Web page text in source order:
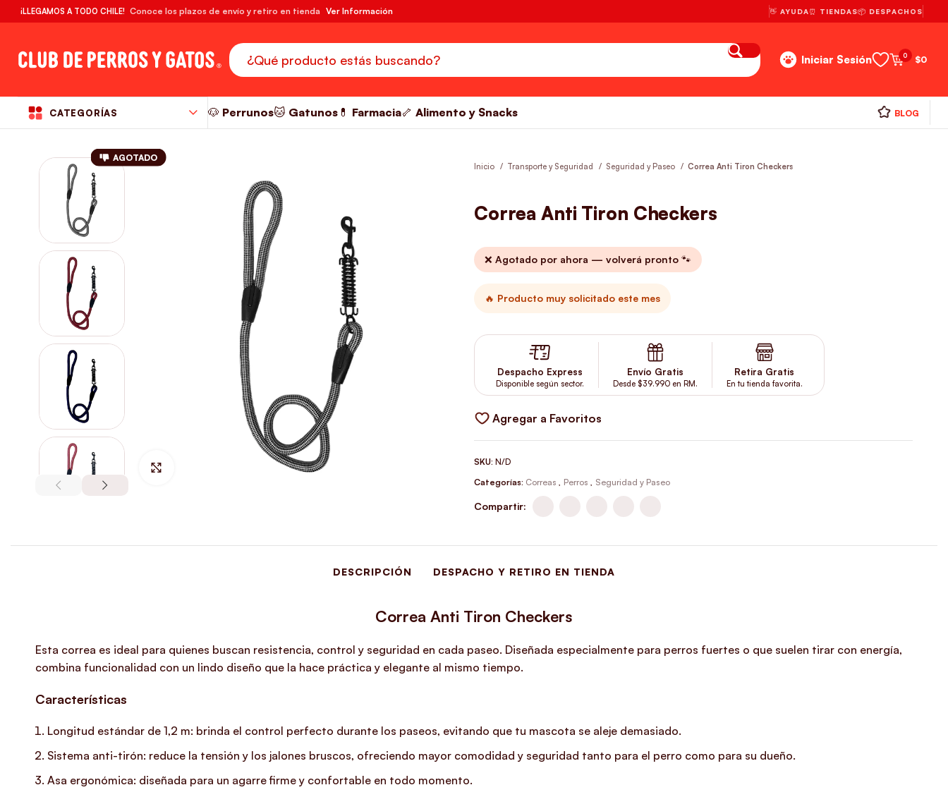
¡LLEGAMOS A TODO CHILE! Conoce los plazos de envío y retiro en tienda Ver Información 👋 AYUDA⏰ TIENDAS📦 DESPACHOS
Iniciar Sesión 0 $0
CATEGORÍAS 🐶 Perrunos🐱 Gatunos 💊 Farmacia🦴 Alimento y Snacks BLOG
AGOTADO
Inicio Transporte y Seguridad Seguridad y Paseo Correa Anti Tiron Checkers
Correa Anti Tiron Checkers
❌ Agotado por ahora — volverá pronto 🐾
🔥 Producto muy solicitado este mes
Despacho Express
Disponible según sector.
Envío Gratis
Desde $39.990 en RM.
Retira Gratis
En tu tienda favorita.
Agregar a Favoritos
SKU: N/D
Categorías: Correas , Perros , Seguridad y Paseo
Compartir:
DESCRIPCIÓN DESPACHO Y RETIRO EN TIENDA
Correa Anti Tiron Checkers
Esta correa es ideal para quienes buscan resistencia, control y seguridad en cada paseo. Diseñada especialmente para perros fuertes o que suelen tirar con energía,
combina funcionalidad con un lindo diseño que la hace práctica y elegante al mismo tiempo.
Características
Longitud estándar de 1,2 m: brinda el control perfecto durante los paseos, evitando que tu mascota se aleje demasiado.
Sistema anti-tirón: reduce la tensión y los jalones bruscos, ofreciendo mayor comodidad y seguridad tanto para el perro como para su dueño.
Asa ergonómica: diseñada para un agarre firme y confortable en todo momento.
RM